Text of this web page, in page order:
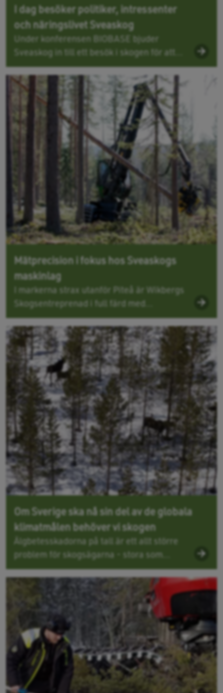
I dag besöker politiker, intressenter
och näringslivet Sveaskog
Under konferensen BIOBASE bjuder
Sveaskog in till ett besök i skogen för att...
Mätprecision i fokus hos Sveaskogs
maskinlag
I markerna strax utanför Piteå är Wikbergs
Skogsentreprenad i full färd med...
Om Sverige ska nå sin del av de globala
klimatmålen behöver vi skogen
Älgbetesskadorna på tall är ett allt större
problem för skogsägarna - stora som...